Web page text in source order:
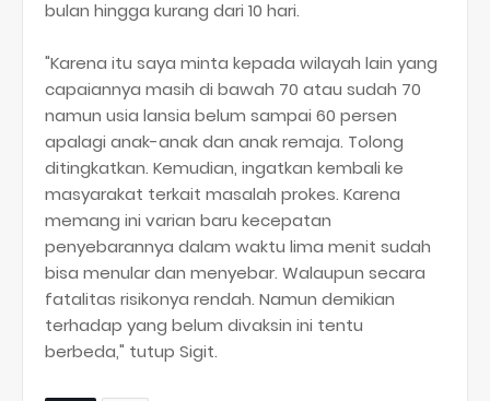
bulan hingga kurang dari 10 hari.
"Karena itu saya minta kepada wilayah lain yang
capaiannya masih di bawah 70 atau sudah 70
namun usia lansia belum sampai 60 persen
apalagi anak-anak dan anak remaja. Tolong
ditingkatkan. Kemudian, ingatkan kembali ke
masyarakat terkait masalah prokes. Karena
memang ini varian baru kecepatan
penyebarannya dalam waktu lima menit sudah
bisa menular dan menyebar. Walaupun secara
fatalitas risikonya rendah. Namun demikian
terhadap yang belum divaksin ini tentu
berbeda," tutup Sigit.